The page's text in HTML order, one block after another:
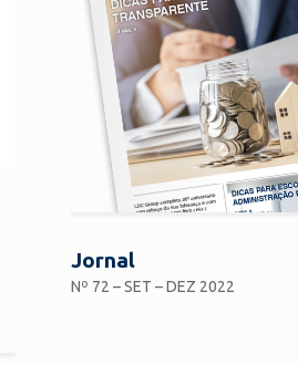
Jornal
Nº 72 – SET – DEZ 2022